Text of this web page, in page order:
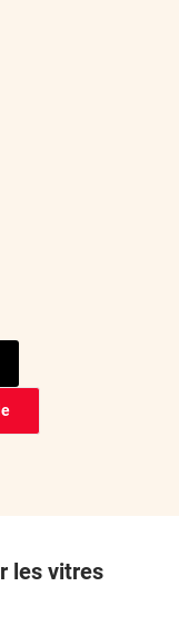
fourgon, bon
les vitres